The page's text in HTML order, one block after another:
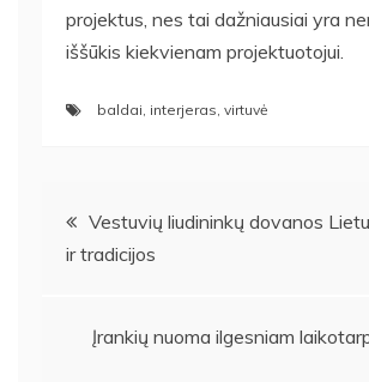
projektus, nes tai dažniausiai yra
iššūkis kiekvienam projektuotojui.
baldai interjeras virtuvė
Navigacija
tarp
įrašų
Vestuvių liudininkų dovanos
ir tradicijos
Įrankių nuoma ilgesniam